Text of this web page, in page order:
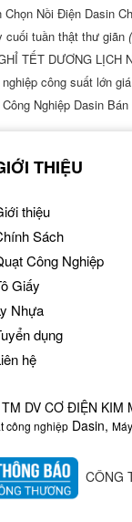
Chọn Nồi Điện Dasin
cuối tuần thật thư giãn
TẾT DƯƠNG LỊCH
công suất lớn
Nghiệp Dasin
THIỆU
thiệu
Sách
Công Nghiệp
Giấy
Nhựa
dụng
hệ
DV CƠ ĐIỆN
công nghiệp Dasin,
CÔNG